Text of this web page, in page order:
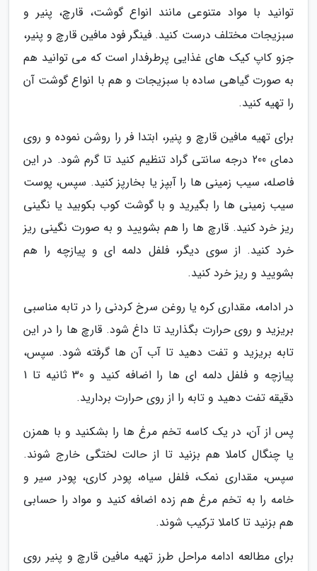
توانید با مواد متنوعی مانند انواع گوشت، قارچ، پنیر و
سبزیجات مختلف درست کنید. فینگر فود مافین قارچ و پنیر،
جزو کاپ کیک های غذایی پرطرفدار است که می توانید هم
به صورت گیاهی ساده با سبزیجات و هم با انواع گوشت آن
را تهیه کنید.
برای تهیه مافین قارچ و پنیر، ابتدا فر را روشن نموده و روی
دمای 200 درجه سانتی گراد تنظیم کنید تا گرم شود. در این
فاصله، سیب زمینی ها را آبپز یا بخارپز کنید. سپس، پوست
سیب زمینی ها را بگیرید و با گوشت کوب بکوبید یا نگینی
ریز خرد کنید. قارچ ها را هم بشویید و به صورت نگینی ریز
خرد کنید. از سوی دیگر، فلفل دلمه ای و پیازچه را هم
بشویید و ریز خرد کنید.
در ادامه، مقداری کره یا روغن سرخ کردنی را در تابه مناسبی
بریزید و روی حرارت بگذارید تا داغ شود. قارچ ها را در این
تابه بریزید و تفت دهید تا آب آن ها گرفته شود. سپس،
پیازچه و فلفل دلمه ای ها را اضافه کنید و 30 ثانیه تا 1
دقیقه تفت دهید و تابه را از روی حرارت بردارید.
پس از آن، در یک کاسه تخم مرغ ها را بشکنید و با همزن
یا چنگال کاملا هم بزنید تا از حالت لختگی خارج شوند.
سپس، مقداری نمک، فلفل سیاه، پودر کاری، پودر سیر و
خامه را به تخم مرغ هم زده اضافه کنید و مواد را حسابی
هم بزنید تا کاملا ترکیب شوند.
برای مطالعه ادامه مراحل طرز تهیه مافین قارچ و پنیر روی